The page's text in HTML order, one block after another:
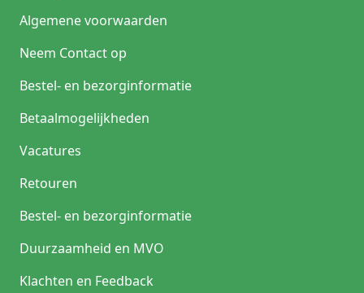
Algemene voorwaarden
Neem Contact op
Bestel- en bezorginformatie
Betaalmogelijkheden
Vacatures
Retouren
Bestel- en bezorginformatie
Duurzaamheid en MVO
Klachten en Feedback